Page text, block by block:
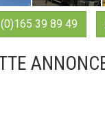
39 89 49